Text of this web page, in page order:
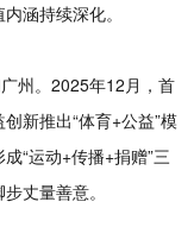
涵持续深化。
州。2025年12月，首
新推出“体育+公益”模
“运动+传播+捐赠”三
丈量善意。